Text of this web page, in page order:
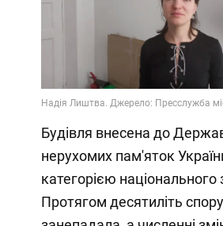
Будівля внесена до
нерухомих пам'яток
категорією національного
Протягом десятиліть